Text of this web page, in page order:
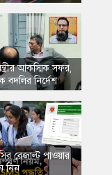
আকস্মিক সফর,
বদলির নির্দেশ
রেজাল্ট পাওয়ার
নিন